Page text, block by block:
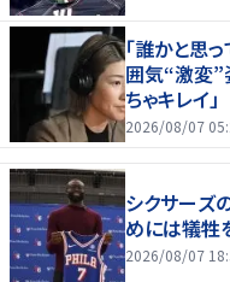
「誰かと思
囲気“激変”
ちゃキレイ」
2026/08/07
シクサーズ
めには犠牲
2026/08/07